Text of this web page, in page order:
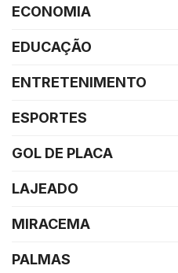
ECONOMIA
EDUCAÇÃO
ENTRETENIMENTO
ESPORTES
GOL DE PLACA
LAJEADO
MIRACEMA
PALMAS